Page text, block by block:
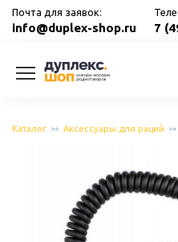
Перейти
Почта для заявок:
info@duplex-shop.ru 7
Каталог Аксессуары для раций